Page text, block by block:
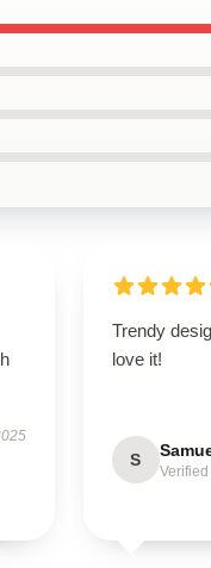
Trendy
love it!
S